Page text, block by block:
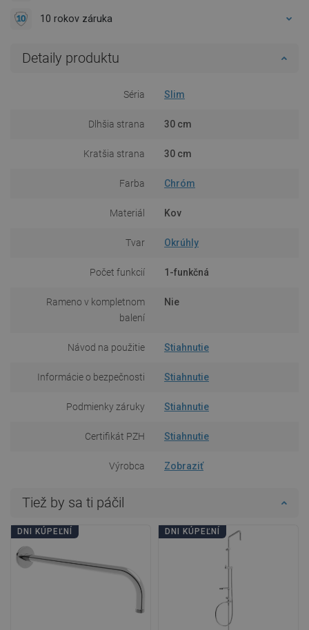
10 rokov záruka
Detaily produktu
Séria Slim
Dlhšia strana 30 cm
Kratšia strana 30 cm
Farba Chróm
Materiál Kov
Tvar Okrúhly
Počet funkcií 1-funkčná
Rameno v kompletnom
balení
Nie
Návod na použitie Stiahnutie
Informácie o bezpečnosti Stiahnutie
Podmienky záruky Stiahnutie
Certifikát PZH Stiahnutie
Výrobca Zobraziť
Tiež by sa ti páčil
DNI KÚPEĽNÍ DNI KÚPEĽNÍ